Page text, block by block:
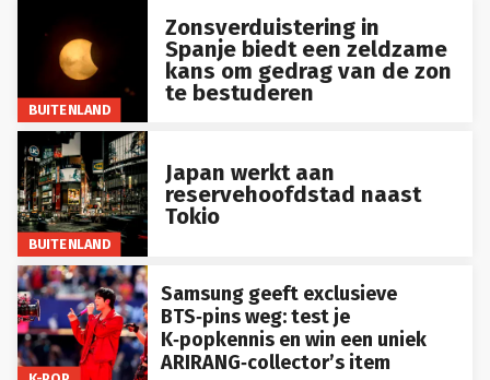
BUITENLAND
Zonsverduistering in
Spanje biedt een zeldzame
kans om gedrag van de zon
te bestuderen
BUITENLAND
Japan werkt aan
reservehoofdstad naast
Tokio
K-POP
Samsung geeft exclusieve
BTS‑pins weg: test je
K‑popkennis en win een uniek
ARIRANG‑collector’s item